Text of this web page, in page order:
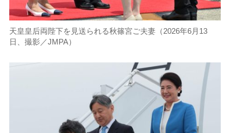
天皇皇后両陛下を見送られる秋篠宮ご夫妻（2026年6月13
日、撮影／JMPA）